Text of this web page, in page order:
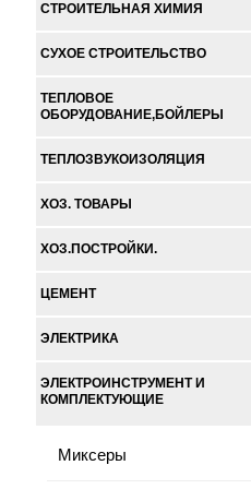
СТРОИТЕЛЬНАЯ ХИМИЯ
СУХОЕ СТРОИТЕЛЬСТВО
ТЕПЛОВОЕ
ОБОРУДОВАНИЕ,БОЙЛЕРЫ
ТЕПЛОЗВУКОИЗОЛЯЦИЯ
ХОЗ. ТОВАРЫ
ХОЗ.ПОСТРОЙКИ.
ЦЕМЕНТ
ЭЛЕКТРИКА
ЭЛЕКТРОИНСТРУМЕНТ И
КОМПЛЕКТУЮЩИЕ
Миксеры